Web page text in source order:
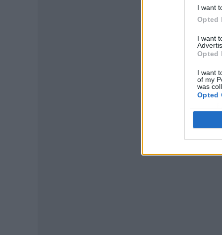
I want
Opted
I want
Opted
I want
of my
was
Opted